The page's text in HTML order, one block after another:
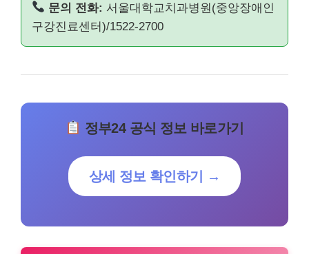
문의 전화: 서울대학교치과병원(중앙장애인
구강진료센터)/1522-2700
정부24 공식 정보 바로가기
상세 정보 확인하기 →